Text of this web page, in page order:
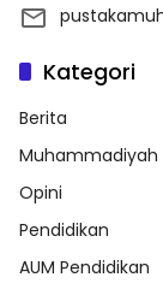
Kategori
Berita
Muhammadiyah
Opini
Pendidikan
AUM Pendidikan